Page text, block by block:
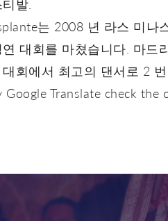
발.
는 2008 년 라스 미나
대회를 마쳤습니다. 마드
회에서 최고의 댄서로 2
Google Translate check the